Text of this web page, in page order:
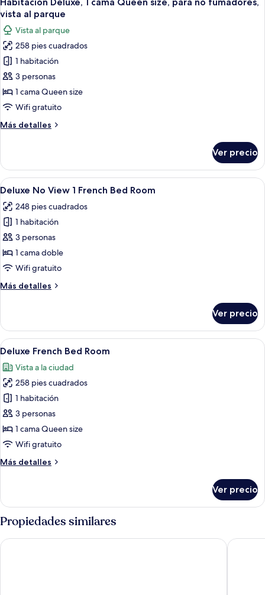
Room,
View
todas
las
fotos
de
Habitación
Deluxe,
1
cama
size,
fumadores,
vista
al
parque
vista al parque
Vista al parque
258 pies cuadrados
1 habitación
3 personas
1 cama Queen size
Wifi gratuito
Más detalles
Más
Deluxe,
cama
size,
para
fumadores,
vista
al
parque
Ver precio
Abrir
todas
las
fotos
de
Deluxe
No
1
Room
Una habitación de hotel con cama,
10
Deluxe No View 1 French Bed Room
248 pies cuadrados
1 habitación
3 personas
1 cama doble
Wifi gratuito
Más detalles
Más
No
View
1
Bed
Room
Ver precio
Abrir
todas
las
fotos
de
Deluxe
French
Bed
Habitación de hotel con una cama
25
Deluxe French Bed Room
Vista a la ciudad
258 pies cuadrados
1 habitación
3 personas
1 cama Queen size
Wifi gratuito
Más detalles
Más
French
Room
Ver precio
Propiedades similares
Four Sides Taksim Lion Hotel&Spa Nippon